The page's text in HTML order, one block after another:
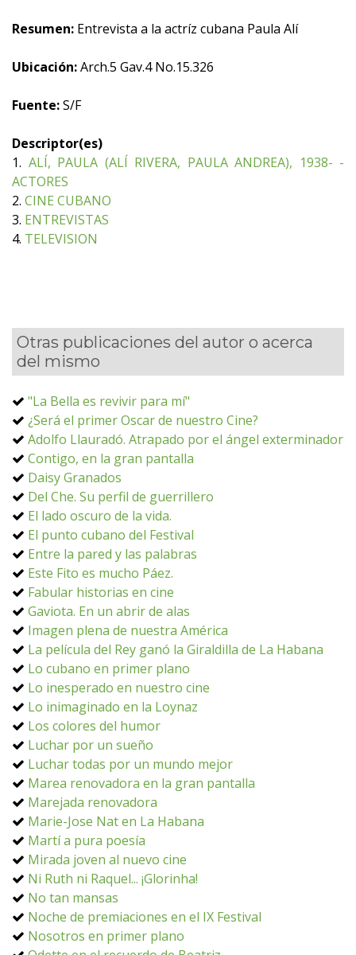
Resumen: Entrevista a la actríz cubana Paula Alí
Ubicación:Arch.5 Gav.4 No.15.326
Fuente:S/F
Descriptor(es)
1. ALÍ, PAULA (ALÍ RIVERA, PAULA ANDREA), 1938- -
ACTORES
2. CINE CUBANO
3. ENTREVISTAS
4. TELEVISION
Otras publicaciones del autor o acerca
del mismo
"La Bella es revivir para mí"
¿Será el primer Oscar de nuestro Cine?
Adolfo Llauradó. Atrapado por el ángel exterminador
Contigo, en la gran pantalla
Daisy Granados
Del Che. Su perfil de guerrillero
El lado oscuro de la vida.
El punto cubano del Festival
Entre la pared y las palabras
Este Fito es mucho Páez.
Fabular historias en cine
Gaviota. En un abrir de alas
Imagen plena de nuestra América
La película del Rey ganó la Giraldilla de La Habana
Lo cubano en primer plano
Lo inesperado en nuestro cine
Lo inimaginado en la Loynaz
Los colores del humor
Luchar por un sueño
Luchar todas por un mundo mejor
Marea renovadora en la gran pantalla
Marejada renovadora
Marie-Jose Nat en La Habana
Martí a pura poesía
Mirada joven al nuevo cine
Ni Ruth ni Raquel... ¡Glorinha!
No tan mansas
Noche de premiaciones en el IX Festival
Nosotros en primer plano